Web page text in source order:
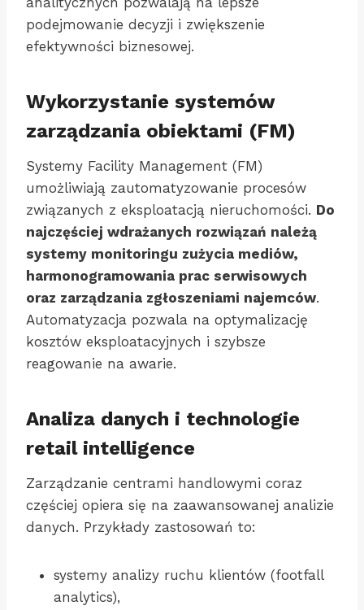
podejmowanie decyzji i zwiększenie
efektywności biznesowej.
Wykorzystanie systemów
zarządzania obiektami (FM)
Systemy Facility Management (FM)
umożliwiają zautomatyzowanie procesów
związanych z eksploatacją nieruchomości. Do
najczęściej wdrażanych rozwiązań należą
systemy monitoringu zużycia mediów,
harmonogramowania prac serwisowych
oraz zarządzania zgłoszeniami najemców.
Automatyzacja pozwala na optymalizację
kosztów eksploatacyjnych i szybsze
reagowanie na awarie.
Analiza danych i technologie
retail intelligence
Zarządzanie centrami handlowymi coraz
częściej opiera się na zaawansowanej analizie
danych. Przykłady zastosowań to:
systemy analizy ruchu klientów (footfall
analytics),